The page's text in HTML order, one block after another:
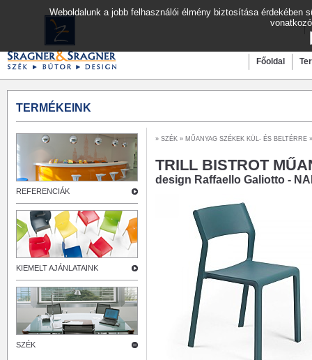
Főoldal
TERMÉKEINK
REFERENCIÁK
KIEMELT AJÁNLATAINK
SZÉK
» SZÉK » MŰANYAG SZÉKEK KÜL- ÉS BELTÉRRE
TRILL BISTROT
design Raffaello Galiotto -
Weboldalunk a jobb felhasználói élmény biztosítása érdekében